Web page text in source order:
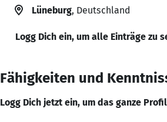
Lüneburg, Deutschland
Logg Dich ein, um alle Einträge zu
Fähigkeiten und
Logg Dich jetzt ein, um das ganze